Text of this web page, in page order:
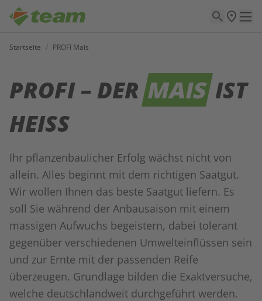
Startseite / PROFI Mais
PROFI – DERMAISIST
HEISS
Ihr pflanzenbaulicher Erfolg wächst nicht von
allein. Alles beginnt mit dem richtigen Saatgut.
Wir wollen Ihnen das beste Saatgut liefern. Es
soll Sie während der Anbausaison mit einem
massigen Aufwuchs begeistern, dabei tolerant
gegenüber verschiedenen Umwelteinflüssen sein
und zur Ernte mit der passenden Reife
überzeugen. Grundlage bilden die Exaktversuche,
welche deutschlandweit durchgeführt werden.